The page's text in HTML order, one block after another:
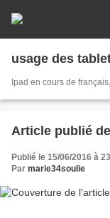
usage des
Ipad en cours de
Publié le 15/06/2016 à
Par marie34soulie